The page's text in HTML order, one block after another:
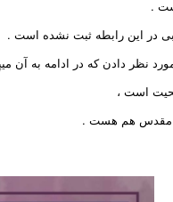
.
در این رابطه ثبت نشده است .
نظر دادن که در ادامه به آن
است ،
مقدس هم هست .